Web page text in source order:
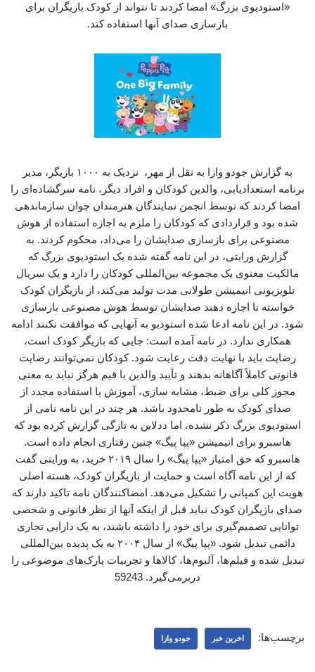
«استودیوی بزرگ» امضا کردند تا نتواند از کودک بازیگران برای
بازسازی صدای آنها استفاده کند.
به گزارش جودو وازا به نقل از مهر، نزدیک به ۱۰۰۰ بازیگر، مدیر
برنامه استعدادیابی، والدین کودکان و افراد دیگر، نامه سرگشاده‌ای را
امضا کردند که توسط انجمن نمایندگان هنرمندان جوان سازماندهی
شده بود و قراردادی که کودکان را ملزم به اجازه استفاده از هوش
مصنوعی برای بازسازی صدایشان را می‌داد، محکوم کردند. به
گزارش ورایتی، در این نامه گفته شده یک استودیوی بزرگ که
مالکیت معنوی یک مجموعه بین‌المللی کودکان را دارد و یک سریال
تلویزیونی انیمیشن طولانی مدت تولید می‌کند، از بازیگران کودک
خواسته تا اجازه دهند صدایشان توسط هوش مصنوعی بازسازی
شود. در این نامه ادعا شده استودیو به آنهایی که موافقت نکنند ادامه
همکاری ندارد. در نامه آمده است: جایی که بازیگر کودک است،
رضایت باید با نهایت دقت رعایت شود. کودکان نمی‌توانند رضایت
قانونی کاملاً آگاهانه بدهند و تأیید والدین یا قیم هرگز نباید به معنی
مجوز کلی برای ضبط، مشابه سازی، آموزش یا استفاده مجدد از
صدای کودک به طور نامحدود باشد. هر چند در این نامه نامی از
استودیوی بزرگ ذکر نشده، اما ددلاین به تازگی گزارش کرده بود که
هاسبرو برای انیمیشن «پپا پیگ» چنین رفتاری انجام داده است.
هاسبرو که حق امتیاز «پپا پیگ» را سال ۲۰۱۹ خرید، به ورایتی گفت
که از این نامه آگاه است و حمایت از بازیگران کودک، هسته اصلی
هویت این کمپانی را تشکیل می‌دهد. امضاکنندگان نامه تاکید دارند که
صدای بازیگران کودک نباید قبل از اینکه آنها از نظر قانونی و شخصی
توانایی تصمیم‌گیری برای خود را داشته باشند، به یک دارایی تجاری
دائمی تبدیل شود. «پپا پیگ» از سال ۲۰۰۴ به یک پدیده بین‌المللی
تبدیل شده و فیلم‌ها، آلبوم‌ها، کالاها و تجربیات پارک‌های موضوعی را
دربرمی‌گیرد. 59243
برچسب‌ها: اخرین خبر جودو وازا